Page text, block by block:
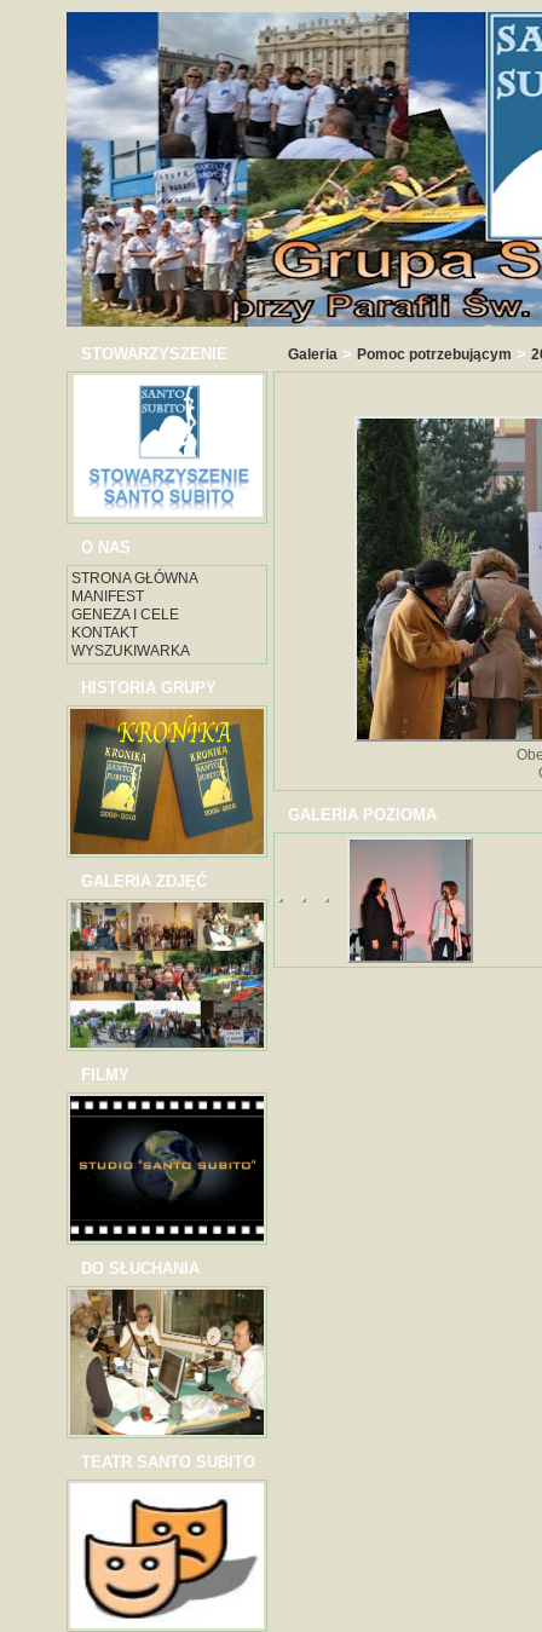
STOWARZYSZENIE
O NAS
STRONA GŁÓWNA
MANIFEST
GENEZA I CELE
KONTAKT
WYSZUKIWARKA
HISTORIA GRUPY
GALERIA ZDJĘĆ
FILMY
DO SŁUCHANIA
TEATR SANTO SUBITO
Galeria > Pomoc potrzebującym >
GALERIA POZIOMA